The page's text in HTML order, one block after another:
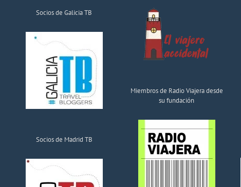
Socios de Galicia TB
Socios de Madrid TB
Miembros de Radio Viajera desde
su fundación